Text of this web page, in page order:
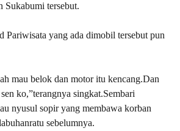
Sukabumi tersebut.
Pariwisata yang ada dimobil tersebut pun
mau belok dan motor itu kencang.Dan
ko,”terangnya singkat.Sembari
nyusul sopir yang membawa korban
sebelumnya.